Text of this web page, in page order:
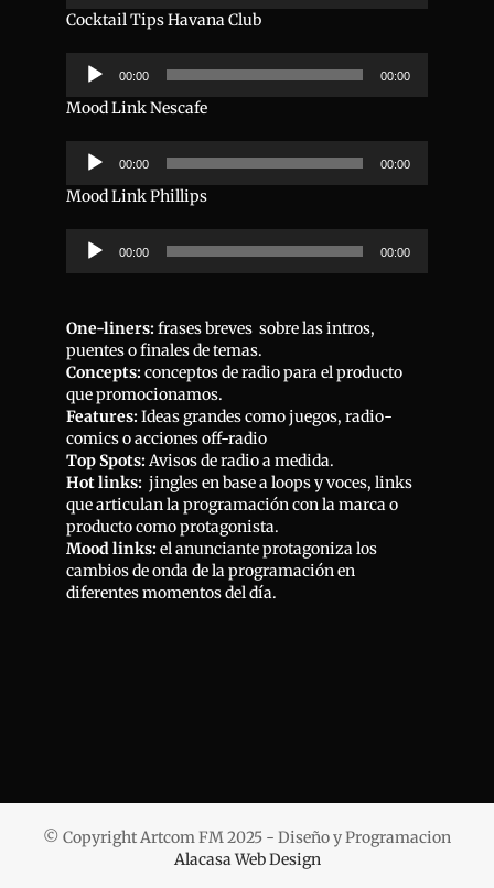
audio
Cocktail Tips Havana Club
Reproductor
audio
00:00 00:00
Mood Link Nescafe
Reproductor
audio
00:00 00:00
Mood Link Phillips
Reproductor
00:00 00:00
One-liners:frases breves sobre las intros,
puentes o finales de temas.
Concepts:conceptos de radio para el producto
que promocionamos.
Features:Ideas grandes como juegos, radio-
comics o acciones off-radio
Top Spots:Avisos de radio a medida.
Hot links:jingles en base a loops y voces, links
que articulan la programación con la marca o
producto como protagonista.
Mood links:el anunciante protagoniza los
cambios de onda de la programación en
diferentes momentos del día.
orlando deepsea paypals
© Copyright Artcom FM 2025 - Diseño y Programacion
Alacasa Web Design